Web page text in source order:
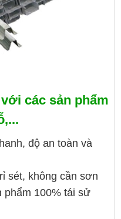
các sản phẩm
độ an toàn và
sét, không cần sơn
phẩm 100% tái sử